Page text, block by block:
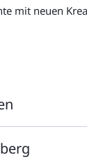
mit neuen
Rathaus